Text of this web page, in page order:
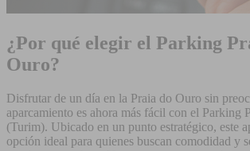
¿Por qué elegir el Parking
Ouro?
Disfrutar de un día en la Praia do Ouro sin
aparcamiento es ahora más fácil con el Parking
(Turim). Ubicado en un punto estratégico, este
opción ideal para quienes buscan comodidad y